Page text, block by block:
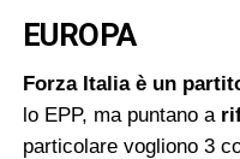
EUROPA
Forza Italia è un
lo EPP, ma puntano a
particolare vogliono 3